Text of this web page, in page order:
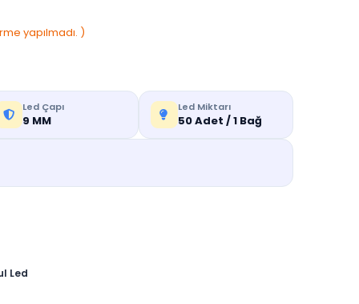
yapılmadı. )
Led Çapı
9 MM
Led Miktarı
50 Adet / 1 Bağ
Led